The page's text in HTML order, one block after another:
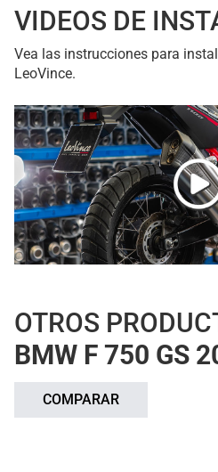
VIDEOS DE
Vea las instrucciones para
LeoVince.
OTROS
BMW F 750 GS
COMPARAR